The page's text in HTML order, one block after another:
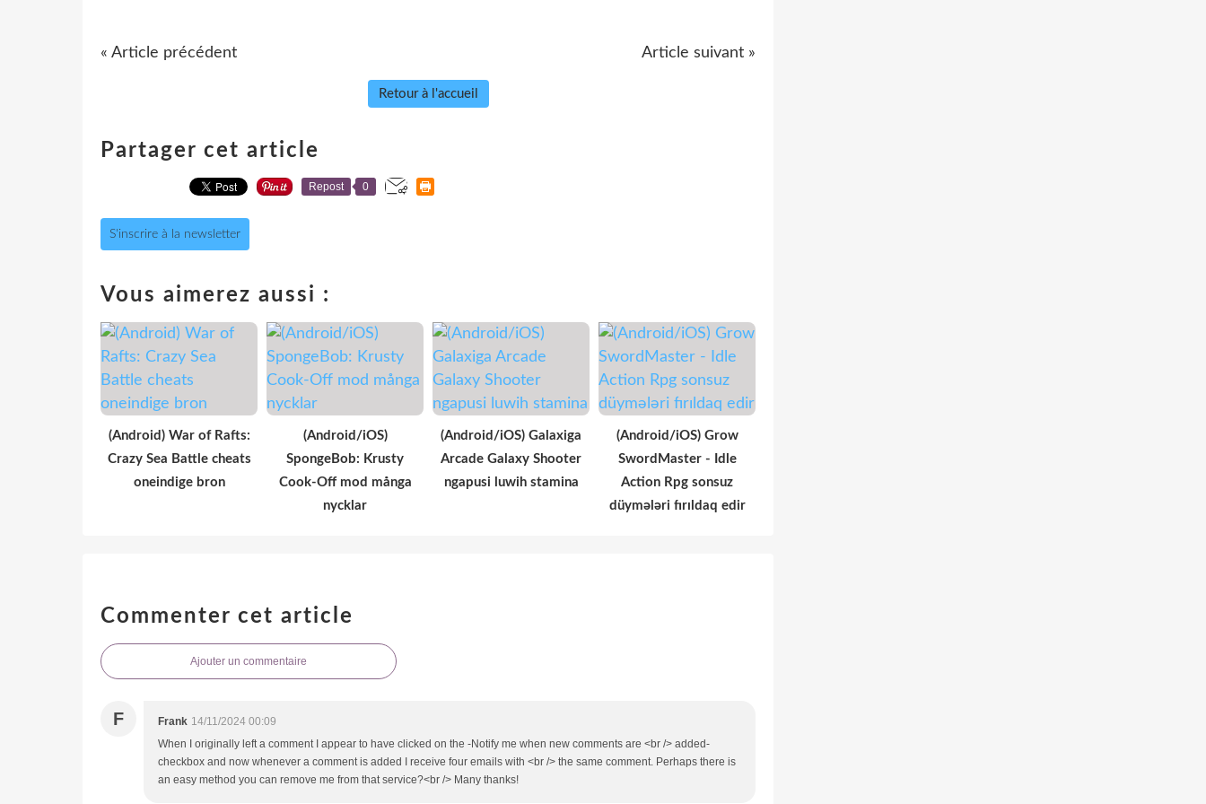
« Article précédent Article suivant »
Retour à l'accueil
Partager cet article
Repost 0
S'inscrire à la newsletter
Vous aimerez aussi :
(Android) War of Rafts:
Crazy Sea Battle cheats
oneindige bron
(Android/iOS)
SpongeBob: Krusty
Cook-Off mod många
nycklar
(Android/iOS) Galaxiga
Arcade Galaxy Shooter
ngapusi luwih stamina
(Android/iOS) Grow
SwordMaster - Idle
Action Rpg sonsuz
düymələri fırıldaq edir
Commenter cet article
Ajouter un commentaire
F Frank 14/11/2024 00:09
When I originally left a comment I appear to have clicked on the -Notify me when new comments are <br /> added-
checkbox and now whenever a comment is added I receive four emails with <br /> the same comment. Perhaps there is
an easy method you can remove me from that service?<br /> Many thanks!